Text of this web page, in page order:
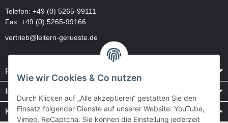
Telefon: +49 (0) 5265-99111
Fax: +49 (0) 5265-99166
vertrieb@leitern-gerueste.de
Rechtliches
Informationen
Kataloge / Videos
Wie wir Cookies & Co nutzen
Durch Klicken auf „Alle akzeptieren“ gestatten Sie den
Einsatz folgender Dienste auf unserer Website: YouTube,
Vimeo, ReCaptcha. Sie können die Einstellung jederzeit